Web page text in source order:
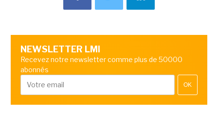
NEWSLETTER LMI
Recevez notre newsletter comme plus de 50000
abonnés
OK